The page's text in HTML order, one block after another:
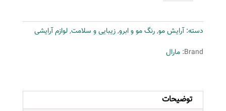
مارال
سری
هایلایت
رنگ
مرواریدی
دسته:آرایش مو,رنگ مو و ابرو,زیبایی و سلامت,لوازم آرایشی
Brand: مارال
توضیحات